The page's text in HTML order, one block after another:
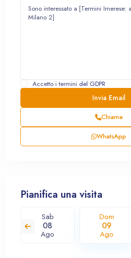
Accetto i termini del GDPR
Chiama
WhatsApp
Pianifica una visita
Sab
08
Ago
Dom
09
Ago